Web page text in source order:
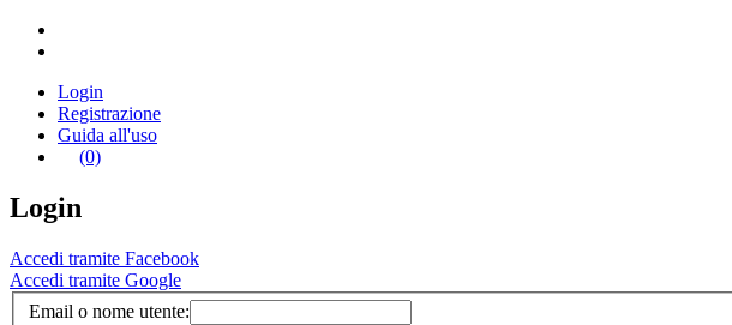
Login
Registrazione
Guida all'uso
(0)
Login
Accedi tramite Facebook
Accedi tramite Google
Email o nome utente: